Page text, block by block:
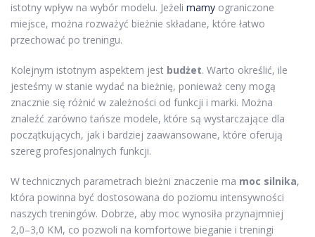
istotny wpływ na wybór modelu. Jeżeli mamy ograniczone
miejsce, można rozważyć bieżnie składane, które łatwo
przechować po treningu.
Kolejnym istotnym aspektem jest budżet. Warto określić, ile
jesteśmy w stanie wydać na bieżnię, ponieważ ceny mogą
znacznie się różnić w zależności od funkcji i marki. Można
znaleźć zarówno tańsze modele, które są wystarczające dla
początkujących, jak i bardziej zaawansowane, które oferują
szereg profesjonalnych funkcji.
W technicznych parametrach bieżni znaczenie ma moc silnika,
która powinna być dostosowana do poziomu intensywności
naszych treningów. Dobrze, aby moc wynosiła przynajmniej
2,0–3,0 KM, co pozwoli na komfortowe bieganie i treningi